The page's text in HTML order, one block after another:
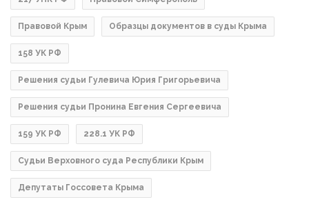
Правовой Крым Образцы документов в суды Крыма
158 УК РФ
Решения судьи Гулевича Юрия Григорьевича
Решения судьи Пронина Евгения Сергеевича
159 УК РФ 228.1 УК РФ
Судьи Верховного суда Республики Крым
Депутаты Госсовета Крыма